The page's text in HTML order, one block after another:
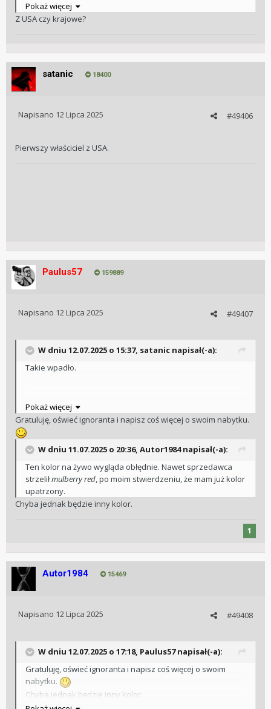
Pokaż więcej
Z USA czy krajowe?
satanic 18400
#49406
Napisano 12 Lipca 2025
Pierwszy właściciel z USA.
Paulus57 159889
#49407
Napisano 12 Lipca 2025
W dniu 12.07.2025 o 15:37, satanic napisał(-a):
Takie wpadło.
Pokaż więcej
Gratuluję, oświeć ignoranta i napisz coś więcej o swoim nabytku.
W dniu 11.07.2025 o 20:36, Autor1984napisał(-a):
Ten kolor na żywo wygląda obłędnie. Nawet sprzedawca
strzeliłmulberry red , po moim stwierdzeniu, że mam już kolor
upatrzony.
Chyba jednak będzie inny kolor.
1
Autor1984 15469
#49408
Napisano 12 Lipca 2025
W dniu 12.07.2025 o 17:18, Paulus57napisał(-a):
Gratuluję, oświeć ignoranta i napisz coś więcej o swoim
nabytku.
Chyba jednak będzie inny kolor.